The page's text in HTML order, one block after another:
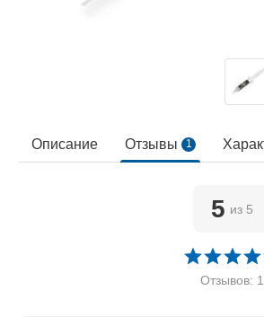
Описание Отзывы 1
5 из 5
Отзывов: 1